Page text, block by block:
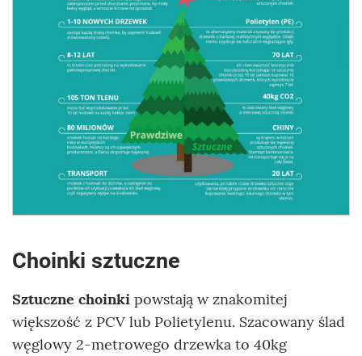
Choinki sztuczne
Sztuczne choinki powstają w znakomitej
większość z PCV lub Polietylenu. Szacowany ślad
węglowy 2-metrowego drzewka to 40kg